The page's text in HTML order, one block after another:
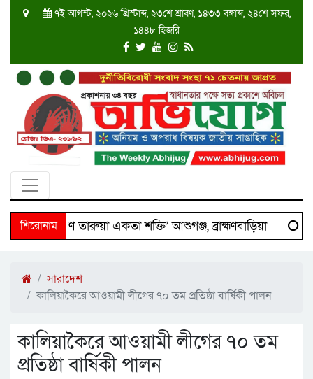
৭ই আগস্ট, ২০২৬ খ্রিস্টাব্দ, ২৩শে শ্রাবণ, ১৪৩৩ বঙ্গাব্দ, ২৪শে সফর,
১৪৪৮ হিজরি
শিরোনাম
‘দক্ষিণ তারুয়া একতা শক্তি’ আশুগঞ্জ, ব্রাহ্মণবাড়িয়া
সারাদেশ
কালিয়াকৈরে আওয়ামী লীগের ৭০ তম প্রতিষ্ঠা বার্ষিকী পালন
কালিয়াকৈরে আওয়ামী লীগের ৭০ তম
প্রতিষ্ঠা বার্ষিকী পালন